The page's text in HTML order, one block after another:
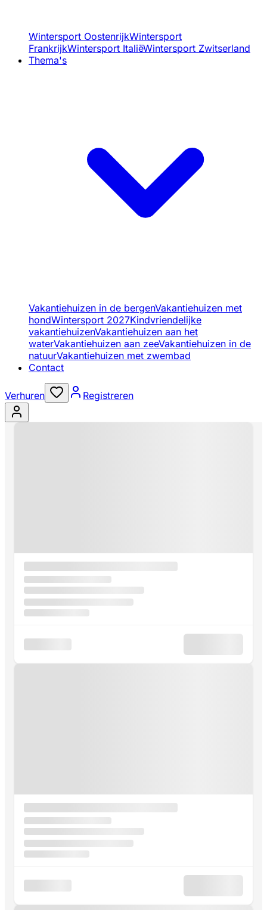
Wintersport OostenrijkWintersport
FrankrijkWintersport ItaliëWintersport Zwitserland
Thema's
Vakantiehuizen in de bergenVakantiehuizen met
hondWintersport 2027Kindvriendelijke
vakantiehuizenVakantiehuizen aan het
waterVakantiehuizen aan zeeVakantiehuizen in de
natuurVakantiehuizen met zwembad
Contact
Verhuren Registreren